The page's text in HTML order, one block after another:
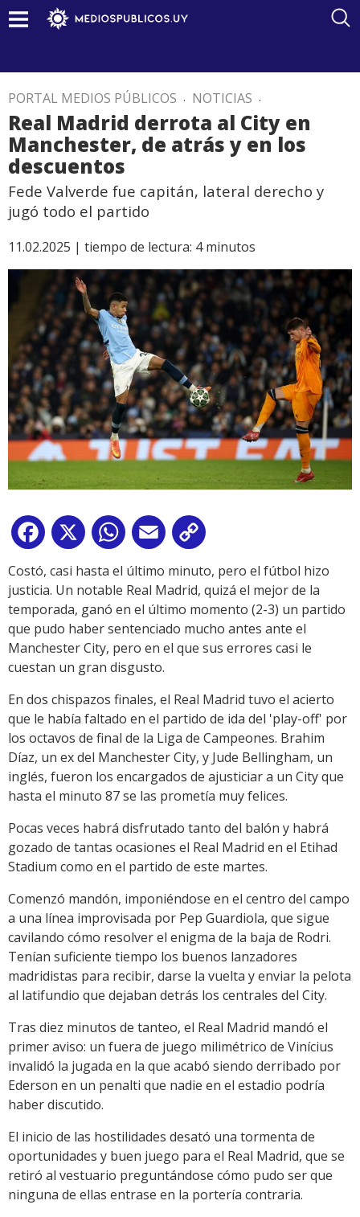
PORTAL MEDIOS PÚBLICOS . NOTICIAS .
Real Madrid derrota al City en
Manchester, de atrás y en los
descuentos
Fede Valverde fue capitán, lateral derecho y
jugó todo el partido
11.02.2025 | tiempo de lectura: 4 minutos
Facebook
X WhatsApp
Email
Link
Costó, casi hasta el último minuto, pero el fútbol hizo
justicia. Un notable Real Madrid, quizá el mejor de la
temporada, ganó en el último momento (2-3) un partido
que pudo haber sentenciado mucho antes ante el
Manchester City, pero en el que sus errores casi le
cuestan un gran disgusto.
En dos chispazos finales, el Real Madrid tuvo el acierto
que le había faltado en el partido de ida del 'play-off' por
los octavos de final de la Liga de Campeones. Brahim
Díaz, un ex del Manchester City, y Jude Bellingham, un
inglés, fueron los encargados de ajusticiar a un City que
hasta el minuto 87 se las prometía muy felices.
Pocas veces habrá disfrutado tanto del balón y habrá
gozado de tantas ocasiones el Real Madrid en el Etihad
Stadium como en el partido de este martes.
Comenzó mandón, imponiéndose en el centro del campo
a una línea improvisada por Pep Guardiola, que sigue
cavilando cómo resolver el enigma de la baja de Rodri.
Tenían suficiente tiempo los buenos lanzadores
madridistas para recibir, darse la vuelta y enviar la pelota
al latifundio que dejaban detrás los centrales del City.
Tras diez minutos de tanteo, el Real Madrid mandó el
primer aviso: un fuera de juego milimétrico de Vinícius
invalidó la jugada en la que acabó siendo derribado por
Ederson en un penalti que nadie en el estadio podría
haber discutido.
El inicio de las hostilidades desató una tormenta de
oportunidades y buen juego para el Real Madrid, que se
retiró al vestuario preguntándose cómo pudo ser que
ninguna de ellas entrase en la portería contraria.